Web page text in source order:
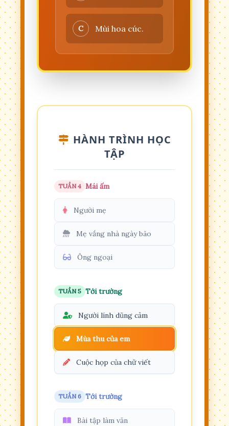
C Mùi hoa cúc.
HÀNH TRÌNH HỌC
TẬP
TUẦN 4 Mái ấm
Người mẹ
Mẹ vắng nhà ngày bão
Ông ngoại
TUẦN 5 Tới trường
Người lính dũng cảm
Mùa thu của em
Cuộc họp của chữ viết
TUẦN 6 Tới trường
Bài tập làm văn